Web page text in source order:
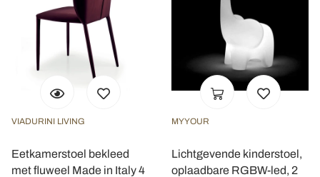
VIADURINI LIVING
Eetkamerstoel bekleed
met fluweel Made in Italy 4
MYYOUR
Lichtgevende kinderstoel,
oplaadbare RGBW-led, 2